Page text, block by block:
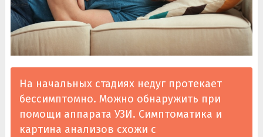
На начальных стадиях недуг протекает
бессимптомно. Можно обнаружить при
помощи аппарата УЗИ. Симптоматика и
картина анализов схожи с